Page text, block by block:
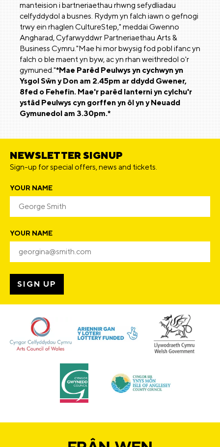
manteision i bartneriaethau rhwng sefydliadau
celfyddydol a busnes. Rydym yn falch iawn o gefnogi
trwy ein rhaglen CultureStep," meddai Gwenno
Angharad, Cyfarwyddwr Partneriaethau Arts &
Business Cymru."Mae hi mor bwysig fod pobl ifanc yn
falch o ble maent yn byw, ac yn rhan weithredol o'r
gymuned."*Mae Parêd Peulwys yn cychwyn yn
Ysgol Sŵn y Don am 2.45pm ar ddydd Gwener,
8fed o Fehefin. Mae'r parêd lanterni yn cylchu'r
ystâd Peulwys cyn gorffen yn ôl yn y Neuadd
Gymunedol am 3.30pm.*
NEWSLETTER SIGNUP
Sign-up for special offers, news and tickets.
YOUR NAME
YOUR NAME